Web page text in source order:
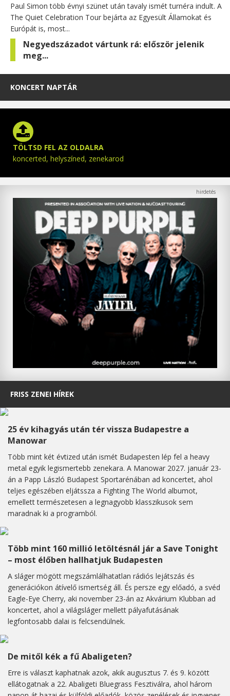
Paul Simon több évnyi szünet után tavaly ismét turnéra indult. A
The Quiet Celebration Tour bejárta az Egyesült Államokat és
Európát is, most...
Negyedszázadot vártunk rá: először jelenik
meg...
KONCERT NAPTÁR
TÖLTSD FEL AZ OLDALRA
koncerted, helyszíned, zenekarod
FRISS ZENEI HÍREK
25 év kihagyás után tér vissza Budapestre a
Manowar
Több mint két évtized után ismét Budapesten lép fel a heavy
metal egyik legismertebb zenekara. A Manowar 2027. január 23-
án a Papp László Budapest Sportarénában ad koncertet, ahol
teljes egészében eljátssza a Fighting The World albumot,
emellett természetesen a legnagyobb klasszikusok sem
maradnak ki a programból.
Több mint 160 millió letöltésnál jár a Save Tonight
– most élőben hallhatjuk Budapesten
A sláger mögött megszámlálhatatlan rádiós lejátszás és
generációkon átívelő ismertség áll. És persze egy előadó, a svéd
Eagle-Eye Cherry, aki november 23-án az Akvárium Klubban ad
koncertet, ahol a világsláger mellett pályafutásának
legfontosabb dalai is felcsendülnek.
De mitől kék a fű Abaligeten?
Erre is választ kaphatnak azok, akik augusztus 7. és 9. között
ellátogatnak a 22. Abaligeti Bluegrass Fesztiválra, ahol három